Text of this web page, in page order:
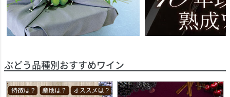
ぶどう品種別おすすめワイン